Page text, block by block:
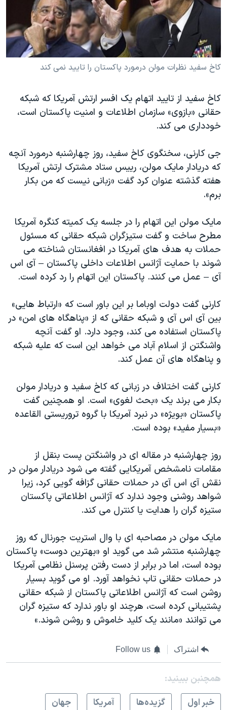
فرهنگ و زندگی
حقوق شهروندی
اقتصادی
علم و فناوری
گالری عکس
آرشیو پخش زنده
مستندها
انتخابات ریاست جمهوری آمریکا ۲۰۲۴
حمله جمهوری اسلامی به اسرائیل
رمز مهسا
اعتراضات زن، زندگی، آزادی
مجموعه مستندهای دادخواهی
دادگاه حمید نوری
چهل سال گروگان‌گیری
قانون شفافیت دارائی کادر رهبری ایران
اسرائیل در جنگ
نرگس محمدی برنده جایزه نوبل صلح
همایش محافظه‌کاران آمریکا «سی‌پک»
صفحه‌های ویژه
سفر پرزیدنت ترامپ به چین
دنبال کنید
کاخ سفید نظرات مولن درمورد پاکستان را تاييد نمی کند
کاخ سفيد از تاييد اتهام يک افسر ارتش آمريکا که شبکه
حقانی «بازوی» سازمان اطلاعات و امنيت پاکستان است،
خودداری می کند.
جی کارنی، سخنگوی کاخ سفيد، روز چهارشنبه درمورد آنچه
که دريادار مايک مولن، رييس ستاد مشترک ارتش آمريکا
هفته گذشته عنوان کرد گفت «زبانی نيست که من بکار
برم».
مايک مولن اين اتهام را در جلسه يک کميته کنگره آمريکا
مطرح ساخت و گفت ستيزگران شبکه حقانی که مسئول
حملات به هدف های آمريکا در افغانستان شناخته می
شوند با حمايت آژانس اطلاعات داخلی پاکستان – آی اس
آی – عمل می کنند. پاکستان اين اتهام را رد کرده است.
کارنی گفت دولت اوباما بر اين باور است که «ارتباط هايی»
بين آی اس آی و شبکه حقانی که از «پناهگاه های امن» در
پاکستان استفاده می کند، وجود دارد. او گفت آنچه
واشنگتن از اسلام آباد می خواهد اين است که عليه شبکه
و پناهگاه های آن عمل کند.
کارنی گفت اختلاف در زبانی که کاخ سفيد و دريادار مولن
بکار می برند يک «بحث لغوی» است. او همچنين گفت
پاکستان «بويژه» در نبرد آمريکا با گروه تروريستی القاعده
«بسيار مفيد» بوده است.
روز چهارشنبه در مقاله ای در واشنگتن پست بنقل از
مقامات نامشخص آمريکايی گفته می شود دريادار مولن در
نقش آی اس آی در حملات حقانی گزافه گويی کرد، زيرا
شواهد روشنی وجود ندارد که آژانس اطلاعاتی پاکستان
ستيزه گران را هدايت يا کنترل می کند.
مايک مولن در مصاحبه ای با وال استريت جورنال که روز
چهارشنبه منتشر شد می گويد او «بهترين دوست» پاکستان
بوده است، اما در برابر از دست رفتن پرسنل نظامی آمريکا
در حملات حقانی تاب نخواهد آورد. او می گويد بسيار
روشن است که آژانس اطلاعاتی پاکستان از شبکه حقانی
پشتيبانی کرده است، هرچند او باور ندارد که ستيزه گران
می توانند «مانند يک کليد خاموش و روشن شوند.»
اشتراک Follow us
همچنبن ببینید:
خبر اول
گزيده‌ها آمريکا جهان